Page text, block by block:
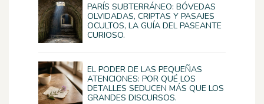
PARÍS SUBTERRÁNEO: BÓVEDAS
OLVIDADAS, CRIPTAS Y PASAJES
OCULTOS, LA GUÍA DEL PASEANTE
CURIOSO.
EL PODER DE LAS PEQUEÑAS
ATENCIONES: POR QUÉ LOS
DETALLES SEDUCEN MÁS QUE LOS
GRANDES DISCURSOS.